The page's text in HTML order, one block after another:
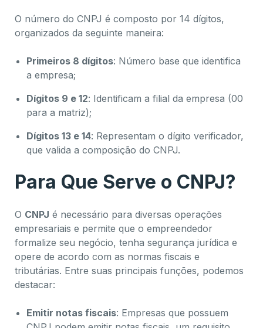
O número do CNPJ é composto por 14 dígitos,
organizados da seguinte maneira:
Primeiros 8 dígitos: Número base que identifica
a empresa;
Dígitos 9 e 12: Identificam a filial da empresa (00
para a matriz);
Dígitos 13 e 14: Representam o dígito verificador,
que valida a composição do CNPJ.
Para Que Serve o CNPJ?
O CNPJ é necessário para diversas operações
empresariais e permite que o empreendedor
formalize seu negócio, tenha segurança jurídica e
opere de acordo com as normas fiscais e
tributárias. Entre suas principais funções, podemos
destacar:
Emitir notas fiscais: Empresas que possuem